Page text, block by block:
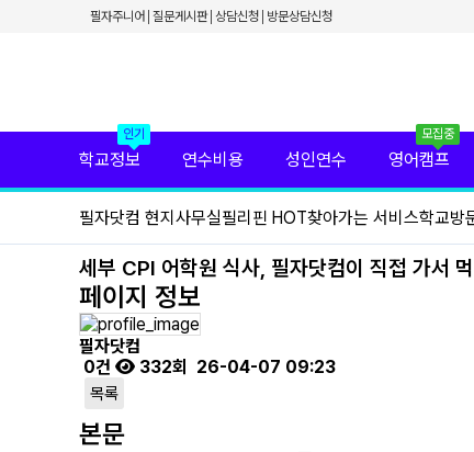
필자주니어 질문게시판 상담신청 방문상담신청
필자닷컴 프리미엄 서비스
필자닷컴 현지 사무실
필자닷컴 이벤트
필리핀 출국준비
필리핀 조기유학
필리핀 연계연수
인기
학교정보 연수비용 성인연수
모집중
영어캠프
필자닷컴 현지사무실필리핀 HOT찾아가는 서비스학교방
세부 CPI 어학원 식사, 필자닷컴이 직접 가서
페이지 정보
필자닷컴
0건
332회 26-04-07 09:23
목록
본문